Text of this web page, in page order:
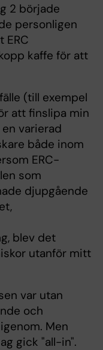
2 började
personligen
ERC
kaffe för att
(till exempel
att finslipa min
varierad
både inom
ERC-
som
djupgående
blev det
utanför mitt
var utan
och
Men
gick "all-in".